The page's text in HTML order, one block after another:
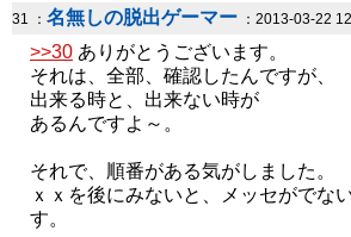
31 ： 名無しの脱出ゲーマー ：2013-03-22
>>30 ありがとうございます。
それは、全部、確認したんですが、
出来る時と、出来ない時が
あるんですよ～。
それで、順番がある気がしました。
ｘｘを後にみないと、メッセがでな
す。